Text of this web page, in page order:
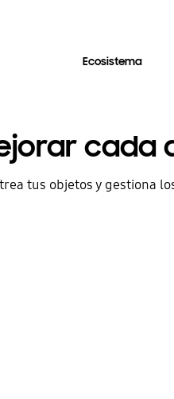
Ecosistema
cada
tus objetos y gestiona